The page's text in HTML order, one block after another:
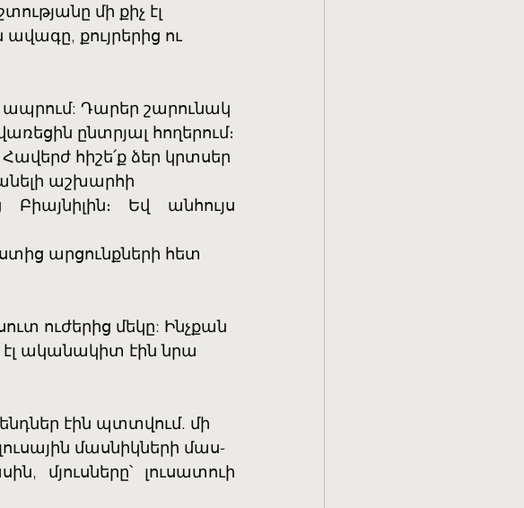
մի քիչ էլ
քույրերից ու
ապրում: Դարեր շարունակ
ընտրյալ հողերում։
հիշե՛ք ձեր կրտսեր
աշխարհի
Եվ անհույս
արցունքների հետ
ուժերից մեկը: Ինչքան
էլ ականակիտ էին նրա
էին պտտվում. մի
մասնիկների մաս-
մյուսները՝ լուսատուի